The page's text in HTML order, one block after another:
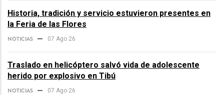
Historia, tradición y servicio estuvieron presentes en
la Feria de las Flores
NOTICIAS 07 Ago 26
Traslado en helicóptero salvó vida de adolescente
herido por explosivo en Tibú
NOTICIAS 07 Ago 26